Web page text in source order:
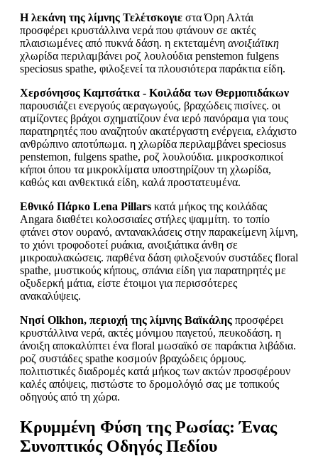
Η λεκάνη της λίμνης Τελέτσκογιε στα Όρη Αλτάι
προσφέρει κρυστάλλινα νερά που φτάνουν σε ακτές
πλαισιωμένες από πυκνά δάση. η εκτεταμένη ανοιξιάτικη
χλωρίδα περιλαμβάνει ροζ λουλούδια penstemon fulgens
speciosus spathe, φιλοξενεί τα πλουσιότερα παράκτια είδη.
Χερσόνησος Καμτσάτκα - Κοιλάδα των Θερμοπιδάκων
παρουσιάζει ενεργούς αεραγωγούς, βραχώδεις πισίνες. οι
ατμίζοντες βράχοι σχηματίζουν ένα ιερό πανόραμα για τους
παρατηρητές που αναζητούν ακατέργαστη ενέργεια, ελάχιστο
ανθρώπινο αποτύπωμα. η χλωρίδα περιλαμβάνει speciosus
penstemon, fulgens spathe, ροζ λουλούδια. μικροσκοπικοί
κήποι όπου τα μικροκλίματα υποστηρίζουν τη χλωρίδα,
καθώς και ανθεκτικά είδη, καλά προστατευμένα.
Εθνικό Πάρκο Lena Pillars κατά μήκος της κοιλάδας
Angara διαθέτει κολοσσιαίες στήλες ψαμμίτη. το τοπίο
φτάνει στον ουρανό, αντανακλάσεις στην παρακείμενη λίμνη,
το χιόνι τροφοδοτεί ρυάκια, ανοιξιάτικα άνθη σε
μικροαυλακώσεις. παρθένα δάση φιλοξενούν συστάδες floral
spathe, μυστικούς κήπους, σπάνια είδη για παρατηρητές με
οξυδερκή μάτια, είστε έτοιμοι για περισσότερες
ανακαλύψεις.
Νησί Olkhon, περιοχή της λίμνης Βαϊκάλης προσφέρει
κρυστάλλινα νερά, ακτές μόνιμου παγετού, πευκοδάση. η
άνοιξη αποκαλύπτει ένα floral μωσαϊκό σε παράκτια λιβάδια.
ροζ συστάδες spathe κοσμούν βραχώδεις όρμους.
πολιτιστικές διαδρομές κατά μήκος των ακτών προσφέρουν
καλές απόψεις, πιστώστε το δρομολόγιό σας με τοπικούς
οδηγούς από τη χώρα.
Κρυμμένη Φύση της Ρωσίας: Ένας
Συνοπτικός Οδηγός Πεδίου